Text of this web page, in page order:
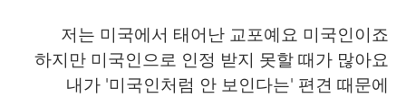
저는 미국에서 태어난 교포예요 미국인이죠
하지만 미국인으로 인정 받지 못할 때가 많아요
내가 '미국인처럼 안 보인다는' 편견 때문에